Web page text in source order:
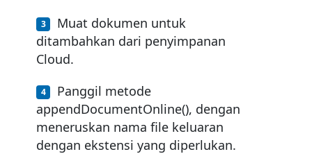
Muat dokumen untuk
ditambahkan dari penyimpanan
Cloud.
Panggil metode
appendDocumentOnline(), dengan
meneruskan nama file keluaran
dengan ekstensi yang diperlukan.